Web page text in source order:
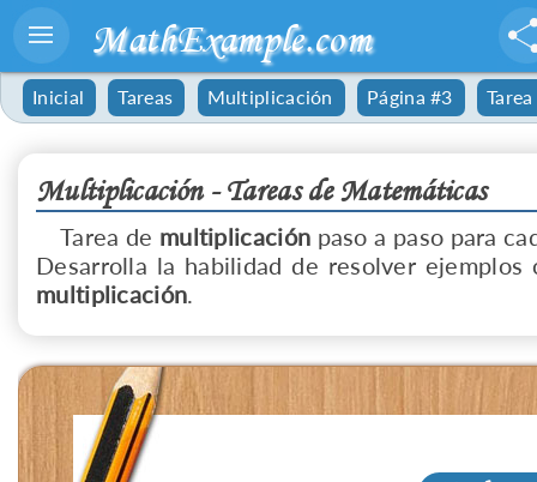
MathExample.com
Inicial Tareas Multiplicación Página #3
Multiplicación - Tareas de Matemáticas
Tarea de multiplicación paso a paso para
Desarrolla la habilidad de resolver ejemplos
multiplicación.